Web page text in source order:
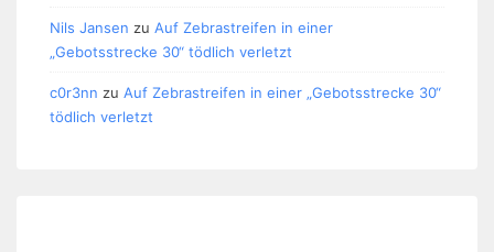
Nils Jansen zu Auf Zebrastreifen in einer
„Gebotsstrecke 30“ tödlich verletzt
c0r3nn zu Auf Zebrastreifen in einer „Gebotsstrecke 30“
tödlich verletzt